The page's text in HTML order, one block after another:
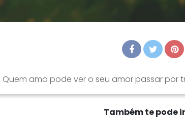
Quem ama pode ver o seu amor passar por
Também te pode